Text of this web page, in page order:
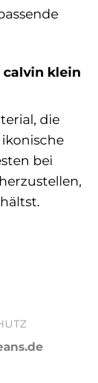
calvin klein
die
bei